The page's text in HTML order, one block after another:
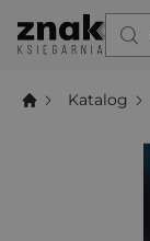
Katalog